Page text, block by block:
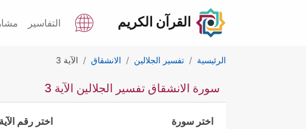
القرآن الكريم التفاسير
الرئيسية تفسير الجلالين الانشقاق الآية 3
سورة الانشقاق تفسير الجلالين الآية 3
اختر سورة اختر رقم الآية